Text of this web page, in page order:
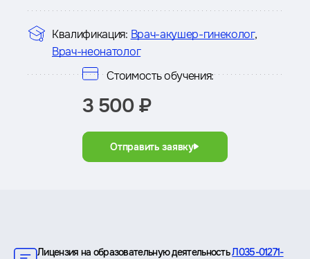
Квалификация: Врач-акушер-гинеколог,
Врач-неонатолог
Стоимость обучения:
3 500 ₽
Отправить заявку
Лицензия на образовательную деятельностьЛ035-01271-